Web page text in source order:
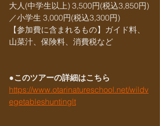
大人(中学生以上) 3,500円(税込3,850円)
／小学生 3,000円(税込3,300円)
【参加費に含まれるもの】ガイド料、
山菜汁、保険料、消費税など
●このツアーの詳細はこちら
https://www.otarinatureschool.net/wildv
egetableshuntinglt